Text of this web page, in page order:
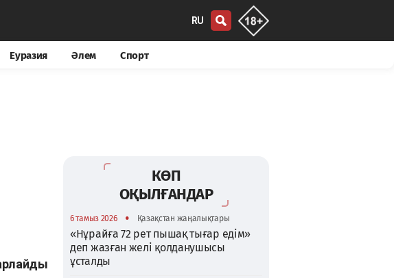
RU
Еуразия Әлем Спорт
КӨП
ОҚЫЛҒАНДАР
6 тамыз 2026 • Қазақстан жаңалықтары
«Нұрайға 72 рет пышақ тығар едім»
деп жазған желі қолданушысы
ұсталды